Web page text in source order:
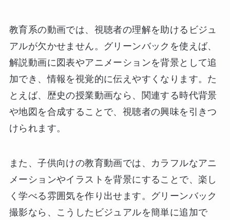
教育系の動画では、視聴者の理解を助けるビジュ
アルが欠かせません。グリーンバックを使えば、
解説動画に図表やアニメーションを背景として追
加でき、情報を視覚的に伝えやすくなります。た
とえば、歴史の授業動画なら、関連する時代背景
や地図を合成することで、視聴者の興味を引きつ
けられます。
また、子供向けの教育動画では、カラフルなアニ
メーションやイラストを背景にすることで、楽し
く学べる雰囲気を作り出せます。グリーンバック
撮影なら、こうしたビジュアルを簡単に追加で